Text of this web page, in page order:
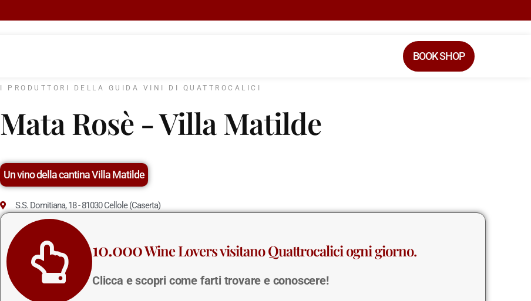
BOOK SHOP
I PRODUTTORI DELLA GUIDA VINI DI QUATTROCALICI
Mata Rosè - Villa Matilde
Un vino della cantina Villa Matilde
S.S. Domitiana, 18 - 81030 Cellole (Caserta)
10.000Wine Lovers visitano Quattrocalici ogni giorno.
Clicca e scopri come farti trovare e conoscere!